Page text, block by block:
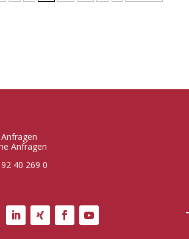
Anfragen
40 269 0